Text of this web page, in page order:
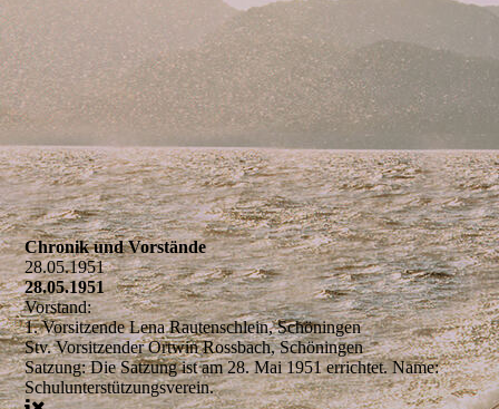
Chronik und Vorstände
28.05.1951
28.05.1951
Vorstand:
1. VorsitzendeLena Rautenschlein, Schöningen
Stv. VorsitzenderOrtwin Rossbach, Schöningen
Satzung:Die Satzung ist am 28. Mai 1951 errichtet. Name:
Schulunterstützungsverein.